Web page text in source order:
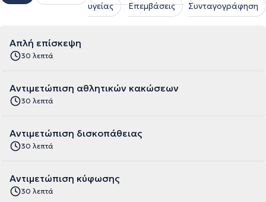
υγείας
Επεμβάσεις
Συνταγογράφηση
Απλή επίσκεψη
30 λεπτά
Αντιμετώπιση αθλητικών κακώσεων
30 λεπτά
Αντιμετώπιση δισκοπάθειας
30 λεπτά
Αντιμετώπιση κύφωσης
30 λεπτά